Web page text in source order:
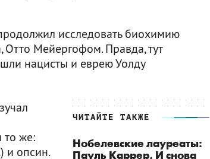
исследовать биохимию
Мейергофом. Правда, тут
нацисты и еврею Уолду
ЧИТАЙТЕ ТАКЖЕ
Нобелевские лауреаты:
Пауль Каррер. И снова
то же:
и опсин.